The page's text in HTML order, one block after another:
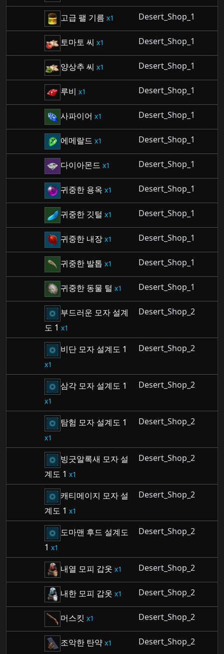
고급 팰 기름 1 Desert_Shop_1
토마토 씨 1 Desert_Shop_1
양상추 씨 1 Desert_Shop_1
루비 1 Desert_Shop_1
사파이어 1 Desert_Shop_1
에메랄드 1 Desert_Shop_1
다이아몬드 1 Desert_Shop_1
귀중한 용옥 1 Desert_Shop_1
귀중한 깃털 1 Desert_Shop_1
귀중한 내장 1 Desert_Shop_1
귀중한 발톱 1 Desert_Shop_1
귀중한 동물 털 1 Desert_Shop_1
부드러운 모자 설계
도 1
1
Desert_Shop_2
비단 모자 설계도 1
1
Desert_Shop_2
삼각 모자 설계도 1
1
Desert_Shop_2
탐험 모자 설계도 1
1
Desert_Shop_2
빙긋알록새 모자 설
계도 1
1
Desert_Shop_2
캐티메이지 모자 설
계도 1
1
Desert_Shop_2
도마맨 후드 설계도
1
1
Desert_Shop_2
내열 모피 갑옷 1 Desert_Shop_2
내한 모피 갑옷 1 Desert_Shop_2
머스킷 1 Desert_Shop_2
조악한 탄약 1 Desert_Shop_2